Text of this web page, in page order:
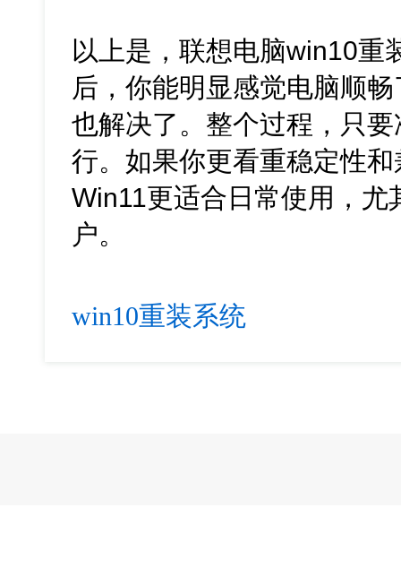
以上是，联想电脑win10重
后，你能明显感觉电脑顺
也解决了。整个过程，只
行。如果你更看重稳定性
Win11更适合日常使用，尤
户。
win10重装系统